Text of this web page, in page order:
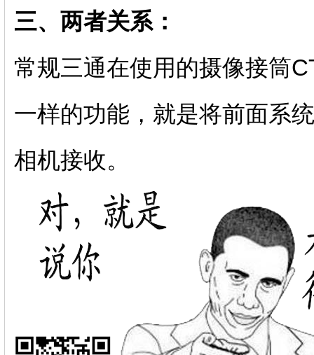
三、两者关系：
常规三通在使用的摄像接筒
一样的功能，就是将前面系
相机接收。